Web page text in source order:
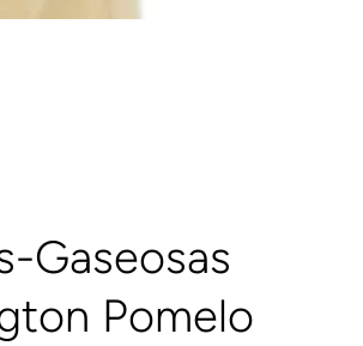
Gaseosas
Pomelo